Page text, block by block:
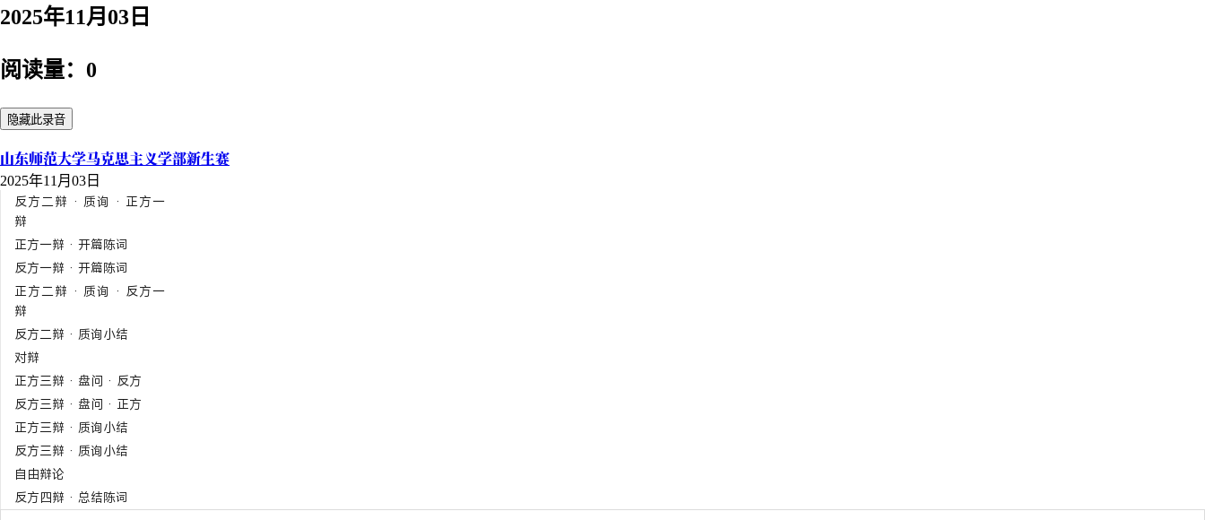
2025年11月03日
阅读量：0
隐藏此录音
山东师范大学马克思主义学部新生赛
2025年11月03日
反方二辩 · 质询 · 正方一
辩
正方一辩 · 开篇陈词
反方一辩 · 开篇陈词
正方二辩 · 质询 · 反方一
辩
反方二辩 · 质询小结
对辩
正方三辩 · 盘问 · 反方
反方三辩 · 盘问 · 正方
正方三辩 · 质询小结
反方三辩 · 质询小结
自由辩论
反方四辩 · 总结陈词